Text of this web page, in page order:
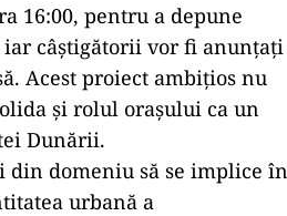
16:00, pentru a depune
iar câștigătorii vor fi anunțați
Acest proiect ambițios nu
și rolul orașului ca un
Dunării.
domeniu să se implice în
urbană a